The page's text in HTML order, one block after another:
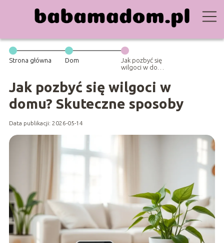
Strona główna Dom
Jak pozbyć się
wilgoci w domu?
sposoby
Jak pozbyć się wilgoci w
domu? Skuteczne sposoby
Data publikacji: 2026-05-14